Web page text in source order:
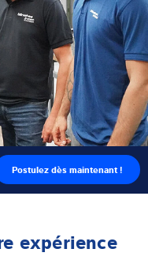
Postulez dès maintenant !
expérience